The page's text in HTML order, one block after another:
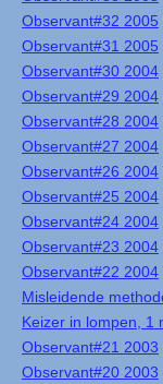
Observant#32 2005
Observant#31 2005
Observant#30 2004
Observant#29 2004
Observant#28 2004
Observant#27 2004
Observant#26 2004
Observant#25 2004
Observant#24 2004
Observant#23 2004
Observant#22 2004
Misleidende
Keizer in lompen, 1
Observant#21 2003
Observant#20 2003